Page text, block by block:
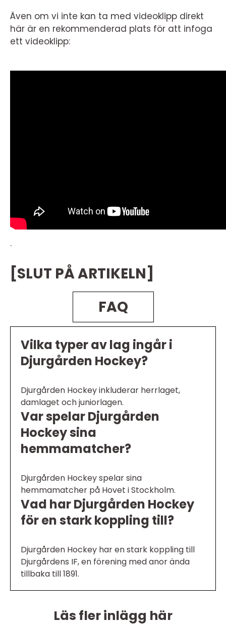
Även om vi inte kan ta med videoklipp direkt
här är en rekommenderad plats för att infoga
ett videoklipp:
.
[SLUT PÅ ARTIKELN]
FAQ
Vilka typer av lag ingår i
Djurgården Hockey?
Djurgården Hockey inkluderar herrlaget,
damlaget och juniorlagen.
Var spelar Djurgården
Hockey sina
hemmamatcher?
Djurgården Hockey spelar sina
hemmamatcher på Hovet i Stockholm.
Vad har Djurgården Hockey
för en stark koppling till?
Djurgården Hockey har en stark koppling till
Djurgårdens IF, en förening med anor ända
tillbaka till 1891.
Läs fler inlägg här